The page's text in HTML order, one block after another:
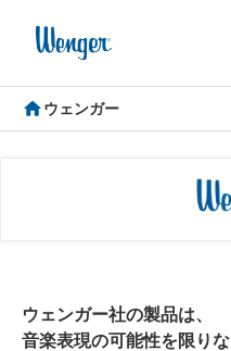
ウェンガー
ウェンガー社の製品は、
音楽表現の可能性を限り